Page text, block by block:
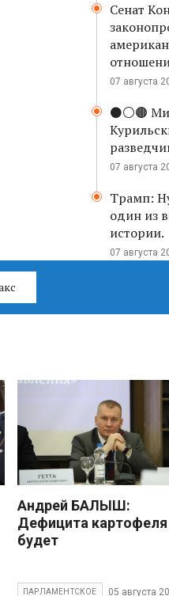
Сенат
07 августа
⚫️⚪️🟤
07 августа
Трамп:
один из
истории.
07 августа
Андрей БАЛЫШ:
Дефицита картофеля
будет
ПАРЛАМЕНТСКОЕ 05 августа